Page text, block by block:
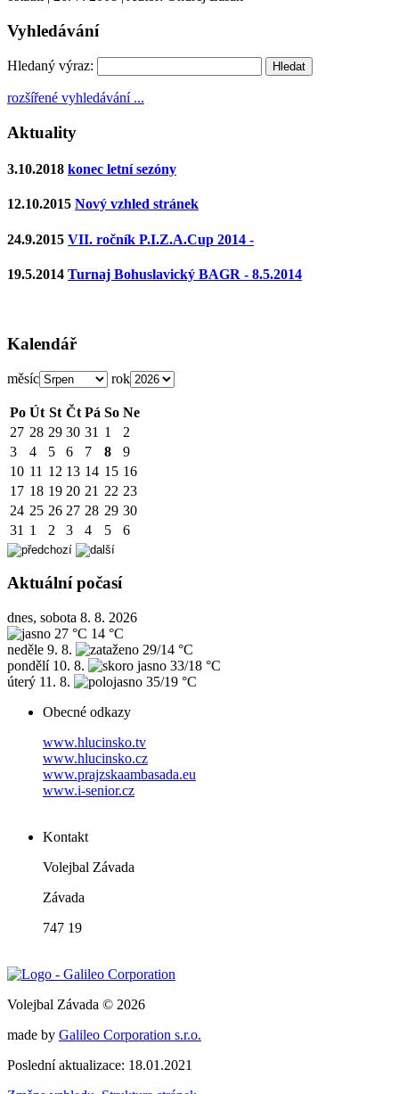
Vyhledávání
Hledaný výraz:
rozšířené vyhledávání ...
Aktuality
3.10.2018 konec letní sezóny
12.10.2015 Nový vzhled stránek
24.9.2015 VII. ročník P.I.Z.A.Cup 2014 -
19.5.2014 Turnaj Bohuslavický BAGR - 8.5.2014
Kalendář
měsíc rok
Po Út St Čt Pá So Ne
27 28 29 30 31 1
2
3
4 5 6 7 8
9
10 11 12 13 14 15 16
17 18 19 20 21 22 23
24 25 26 27 28 29 30
31 1 2 3 4 5 6
Aktuální počasí
dnes, sobota 8. 8. 2026
27 °C 14 °C
neděle 9. 8.
29/14 °C
pondělí 10. 8.
33/18 °C
úterý 11. 8.
35/19 °C
Obecné odkazy
www.hlucinsko.tv
www.hlucinsko.cz
www.prajzskaambasada.eu
www.i-senior.cz
Kontakt
Volejbal Závada
Závada
747 19
Volejbal Závada © 2026
made by Galileo Corporation s.r.o.
Poslední aktualizace: 18.01.2021